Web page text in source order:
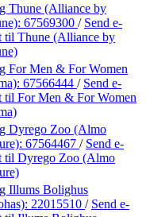
Thune (Alliance by
67569300 / Send e-
til Thune (Alliance by
For Men & For Women
67566444 / Send e-
til For Men & For Women
Dyrego Zoo (Almo
67564467 / Send e-
til Dyrego Zoo (Almo
Illums Bolighus
22015510 / Send e-